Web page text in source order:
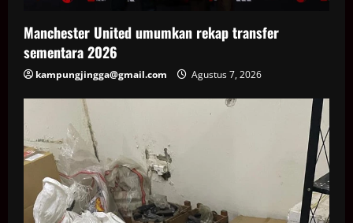
Manchester United umumkan rekap transfer
sementara 2026
kampungjingga@gmail.com Agustus 7, 2026